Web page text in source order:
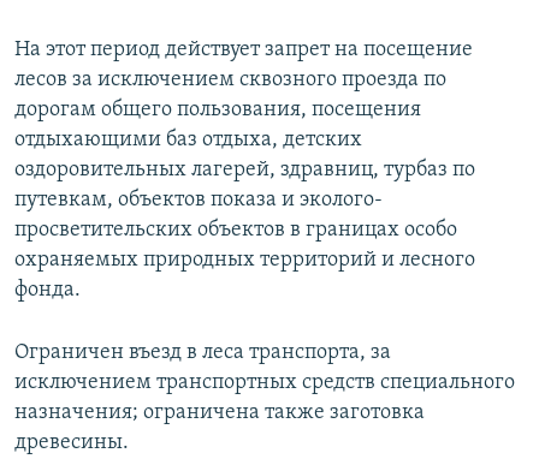
На этот период действует запрет на посещение
лесов за исключением сквозного проезда по
дорогам общего пользования, посещения
отдыхающими баз отдыха, детских
оздоровительных лагерей, здравниц, турбаз по
путевкам, объектов показа и эколого-
просветительских объектов в границах особо
охраняемых природных территорий и лесного
фонда.
Ограничен въезд в леса транспорта, за
исключением транспортных средств специального
назначения; ограничена также заготовка
древесины.